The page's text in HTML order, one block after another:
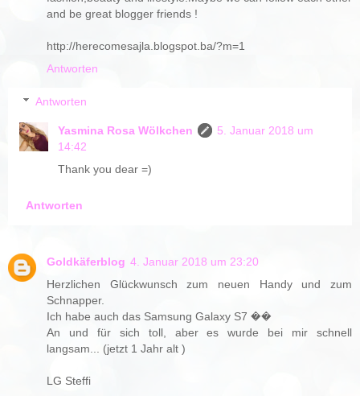
and be great blogger friends !
http://herecomesajla.blogspot.ba/?m=1
Antworten
Antworten
Yasmina Rosa Wölkchen
5. Januar 2018 um
14:42
Thank you dear =)
Antworten
Goldkäferblog 4. Januar 2018 um 23:20
Herzlichen Glückwunsch zum neuen Handy und zum
Schnapper.
Ich habe auch das Samsung Galaxy S7 ��
An und für sich toll, aber es wurde bei mir schnell
langsam... (jetzt 1 Jahr alt )
LG Steffi